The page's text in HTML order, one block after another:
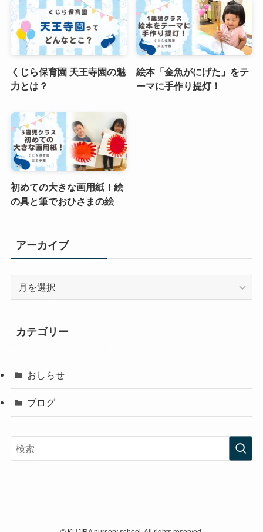
くじら保育園 天王寺園の魅
力とは？
絵本「金魚がにげた」をテ
ーマに手作り提灯！
初めての大きな画用紙！絵
の具と筆でおひさまの絵
アーカイブ
ブ
カテゴリー
おしらせ
ブログ